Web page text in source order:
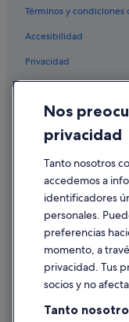
Viveiro hoteles
Hoteles con gimnasio
Independent hoteles
Hoteles cerca de
Hoteles LGTBQIA en
Hoteles para familias
Apartamentos en
Apartamentos en
Términos y condiciones
Accesibilidad
Privacidad
Condiciones de uso
Información legal/
Pautas sobre el
Ayuda
Cancelar un vuelo
Cancelar una reserva
Nos
privacidad
Tanto nosotros
accedemos a
identificadores
personales.
preferencias
momento, a
privacidad. Tus
socios y no
Tanto